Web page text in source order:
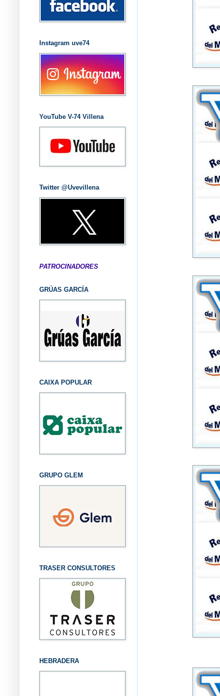
Instagram uve74
YouTube V-74 Villena
Twitter @Uvevillena
PATROCINADORES
GRÚAS GARCÍA
CAIXA POPULAR
GRUPO GLEM
TRASER CONSULTORES
HEBRADERA